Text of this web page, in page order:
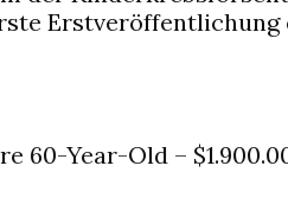
60-Year-Old –